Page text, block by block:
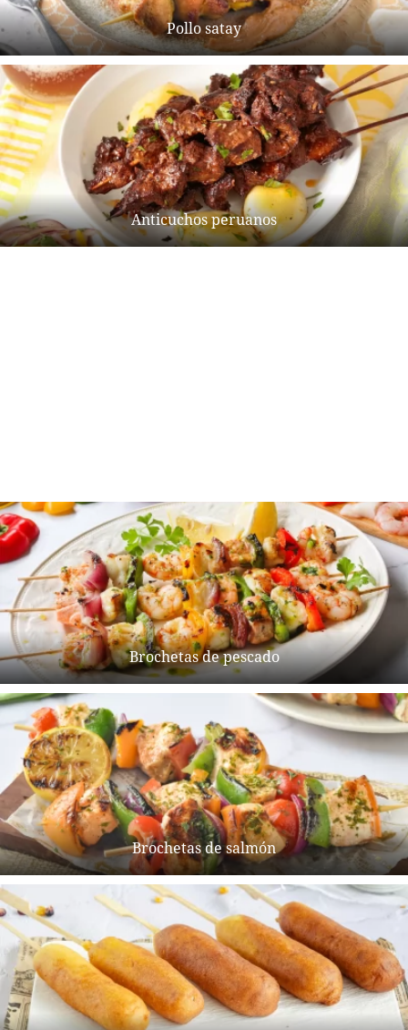
Pollo satay
Anticuchos peruanos
Brochetas de pescado
Brochetas de salmón